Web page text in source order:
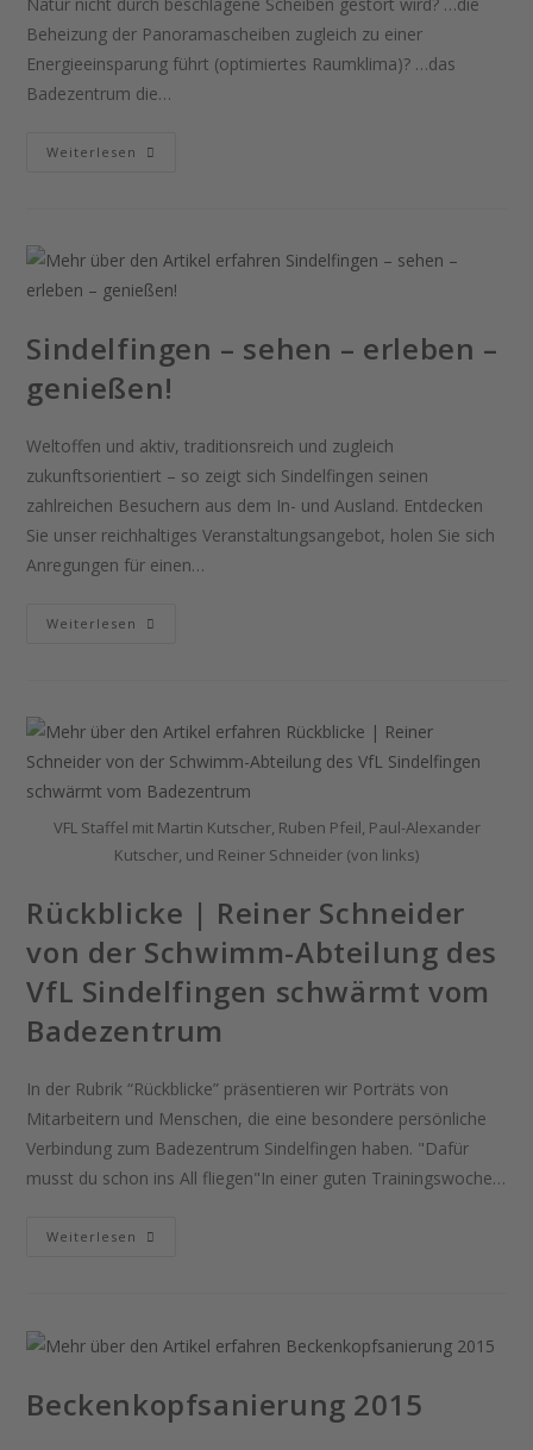
Beheizung der Panoramascheiben zugleich zu einer
Energieeinsparung führt (optimiertes Raumklima)? …das
Badezentrum die…
Weiterlesen
Sindelfingen – sehen – erleben –
genießen!
Weltoffen und aktiv, traditionsreich und zugleich
zukunftsorientiert – so zeigt sich Sindelfingen seinen
zahlreichen Besuchern aus dem In- und Ausland. Entdecken
Sie unser reichhaltiges Veranstaltungsangebot, holen Sie sich
Anregungen für einen…
Weiterlesen
VFL Staffel mit Martin Kutscher, Ruben Pfeil, Paul-Alexander
Kutscher, und Reiner Schneider (von links)
Rückblicke | Reiner Schneider
von der Schwimm-Abteilung des
VfL Sindelfingen schwärmt vom
Badezentrum
In der Rubrik “Rückblicke” präsentieren wir Porträts von
Mitarbeitern und Menschen, die eine besondere persönliche
Verbindung zum Badezentrum Sindelfingen haben. "Dafür
musst du schon ins All fliegen"In einer guten Trainingswoche…
Weiterlesen
Beckenkopfsanierung 2015